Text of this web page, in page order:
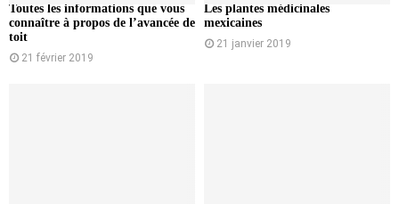
Toutes les informations que vous
connaître à propos de l’avancée de
toit
21 février 2019
Les plantes médicinales
mexicaines
21 janvier 2019